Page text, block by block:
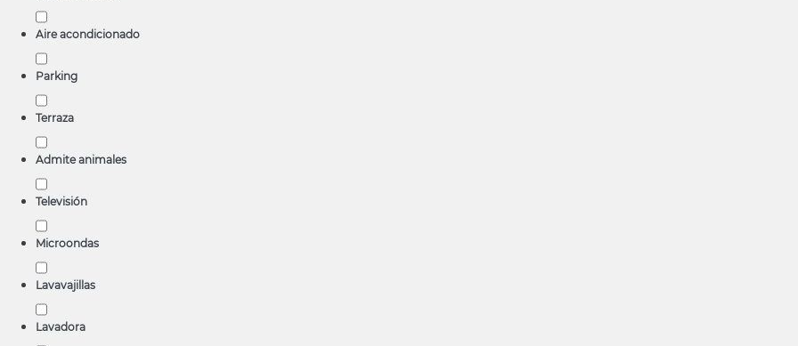
Aire acondicionado
Parking
Terraza
Admite animales
Televisión
Microondas
Lavavajillas
Lavadora